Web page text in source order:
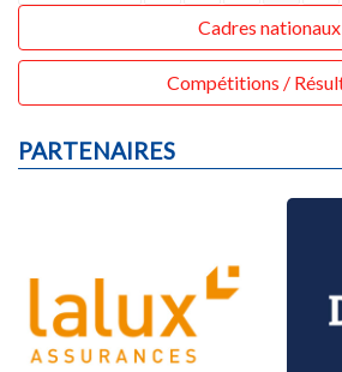
Cadres nationaux
Compétitions /
PARTENAIRES